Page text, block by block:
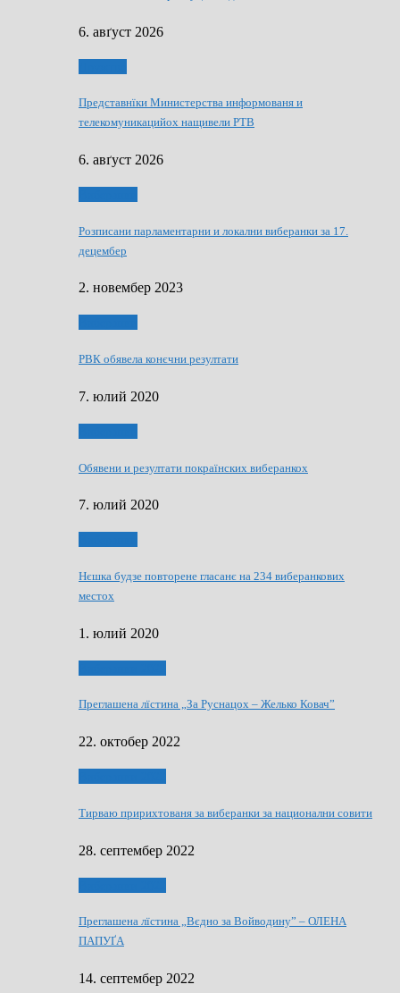
6. авґуст 2026
Представнїки Министерства информованя и
телекомуникацийох нащивели РТВ
6. авґуст 2026
Розписани парламентарни и локални виберанки за 17.
децембер
2. новембер 2023
РВК обявела конєчни резултати
7. юлий 2020
Обявени и резултати покраїнских виберанкох
7. юлий 2020
Нєшка будзе повторене гласанє на 234 виберанкових
местох
1. юлий 2020
Преглашена лїстина „За Руснацох – Желько Ковач”
22. октобер 2022
Тирваю пририхтованя за виберанки за национални совити
28. септембер 2022
Преглашена лїстина „Вєдно за Войводину” – ОЛЕНА
ПАПУҐА
14. септембер 2022